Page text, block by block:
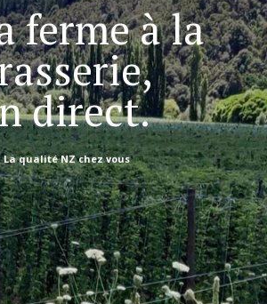
ferme à la
direct.
La qualité NZ chez vous